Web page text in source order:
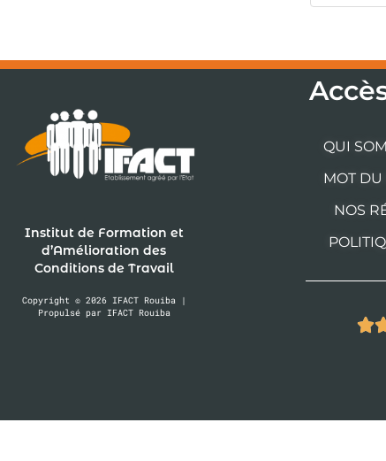
Institut de Formation et
d’Amélioration des
Conditions de Travail
Copyright © 2026 IFACT Rouiba |
Propulsé par IFACT Rouiba
QUI
MOT DU
NOS
